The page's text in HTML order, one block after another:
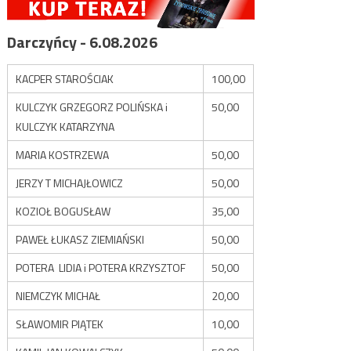
Darczyńcy - 6.08.2026
KACPER STAROŚCIAK
100,00
KULCZYK GRZEGORZ POLIŃSKA i
KULCZYK KATARZYNA
50,00
MARIA KOSTRZEWA
50,00
JERZY T MICHAJŁOWICZ
50,00
KOZIOŁ BOGUSŁAW
35,00
PAWEŁ ŁUKASZ ZIEMIAŃSKI
50,00
POTERA LIDIA i POTERA KRZYSZTOF
50,00
NIEMCZYK MICHAŁ
20,00
SŁAWOMIR PIĄTEK
10,00